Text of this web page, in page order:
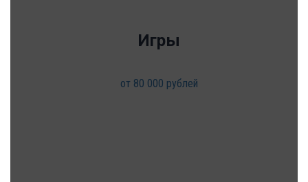
Игры
от 80 000 рублей